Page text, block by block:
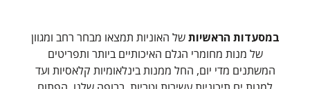
EXPLORA JOURNEYS
במסעדות הראשיותשל האוניות תמצאו מבחר רחב ומגוון
של מנות מחומרי הגלם האיכותיים ביותר ותפריטים
המשתנים מדי יום, החל ממנות בינלאומיות קלאסיות ועד